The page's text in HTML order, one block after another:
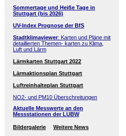
Sommertage und Heiße Tage in
Stuttgart (bis 2026)
UV-Index Prognose der BfS
Stadtklimaviewer: Karten und Pläne mit
detaillierten Themen- karten zu Klima,
Luft und Lärm
Lärmkarten Stuttgart 2022
Lärmaktionsplan Stuttgart
Luftreinhalteplan Stuttgart
NO2- und PM10 Überschreitungen
Aktuelle Messwerte an den
Messstationen der LUBW
Bildergalerie Weitere News